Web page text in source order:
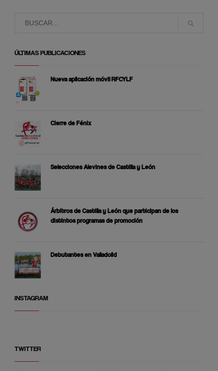
ÚLTIMAS PUBLICACIONES
Nueva aplicación móvil RFCYLF
Cierre de Fénix
Selecciones Alevines de Castilla y León
Árbitros de Castilla y León que participan de los
distintos programas de promoción
Debutantes en Valladolid
INSTAGRAM
TWITTER